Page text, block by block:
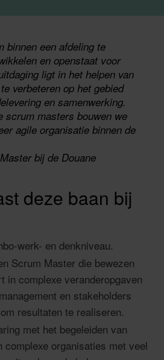
Scrum Masters en Agile
je bij aan de verdere
werken binnen de
niet alleen teams vooruit,
actieve bijdrage aan de
de ART en de
de kaders van een
heerst een
Juist omdat de
samenwerking nog volop
is jouw invloed zichtbaar en
bent gemiddeld één tot twee
binnen een afdeling te
en openstaat voor
ligt in het helpen van
verbeteren op het gebied
en samenwerking.
scrum masters bouwen we
agile organisatie binnen de
bij de Douane
deze baan bij
werk- en denkniveau.
Scrum Master die bewezen
in complexe veranderopgaven
en stakeholders
resultaten te realiseren.
met het begeleiden van
complexe organisaties met veel